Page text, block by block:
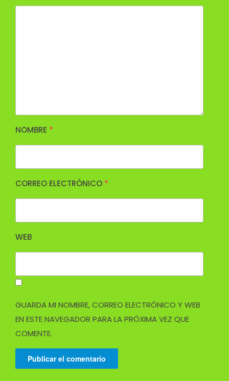
NOMBRE *
CORREO ELECTRÓNICO *
WEB
GUARDA MI NOMBRE, CORREO ELECTRÓNICO Y WEB
EN ESTE NAVEGADOR PARA LA PRÓXIMA VEZ QUE
COMENTE.